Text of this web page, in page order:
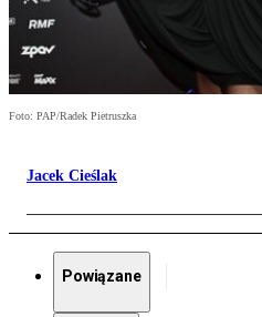
Foto: PAP/Radek Pietruszka
Jacek Cieślak
Powiązane